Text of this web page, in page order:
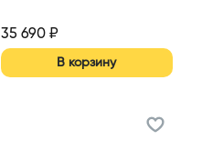
35 690₽
В корзину